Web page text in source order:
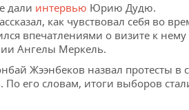
дали интервью Юрию Дудю.
как чувствовал себя во
впечатлениями о визите к нему
Ангелы Меркель.
Жээнбеков назвал протесты в
. По его словам, итоги выборов